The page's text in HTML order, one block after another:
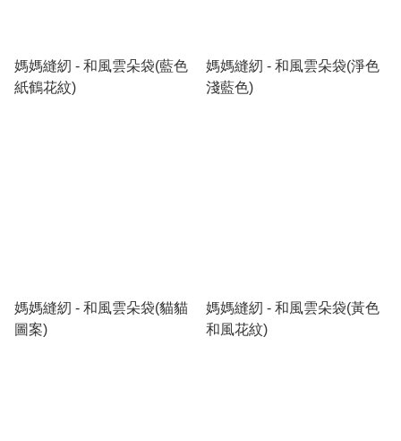
媽媽縫紉 - 和風雲朵袋(藍色
紙鶴花紋)
媽媽縫紉 - 和風雲朵袋(淨色
淺藍色)
媽媽縫紉 - 和風雲朵袋(貓貓
圖案)
媽媽縫紉 - 和風雲朵袋(黃色
和風花紋)